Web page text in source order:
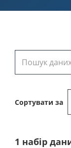
Сортувати за
1 набір